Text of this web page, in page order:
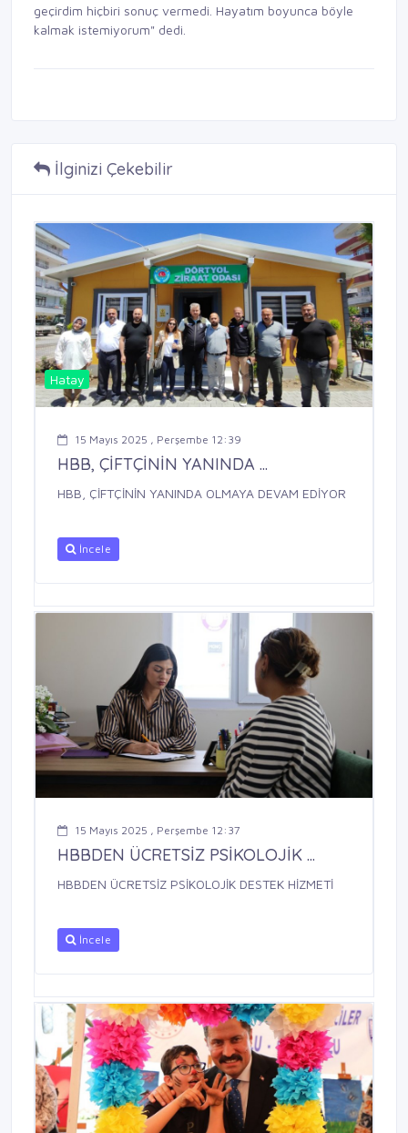
geçirdim hiçbiri sonuç vermedi. Hayatım boyunca böyle
kalmak istemiyorum" dedi.
İlginizi Çekebilir
Hatay
15 Mayıs 2025 , Perşembe 12:39
HBB, ÇİFTÇİNİN YANINDA ...
HBB, ÇİFTÇİNİN YANINDA OLMAYA DEVAM EDİYOR
İncele
15 Mayıs 2025 , Perşembe 12:37
HBBDEN ÜCRETSİZ PSİKOLOJİK ...
HBBDEN ÜCRETSİZ PSİKOLOJİK DESTEK HİZMETİ
İncele